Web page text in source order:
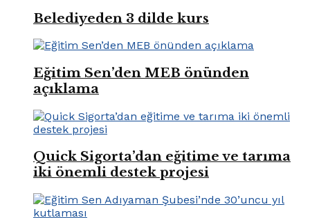
Belediyeden 3 dilde kurs
Eğitim Sen’den MEB önünden
açıklama
Quick Sigorta’dan eğitime ve tarıma
iki önemli destek projesi